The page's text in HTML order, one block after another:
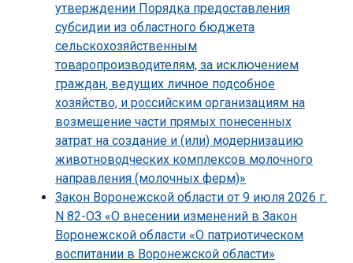
утверждении Порядка предоставления
субсидии из областного бюджета
сельскохозяйственным
товаропроизводителям, за исключением
граждан, ведущих личное подсобное
хозяйство, и российским организациям на
возмещение части прямых понесенных
затрат на создание и (или) модернизацию
животноводческих комплексов молочного
направления (молочных ферм)»
Закон Воронежской области от 9 июля 2026 г.
N 82-ОЗ «О внесении изменений в Закон
Воронежской области «О патриотическом
воспитании в Воронежской области»